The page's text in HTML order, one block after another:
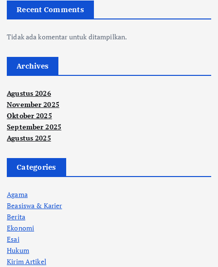
s
Recent Comments
Tidak ada komentar untuk ditampilkan.
Archives
Agustus 2026
November 2025
Oktober 2025
September 2025
Agustus 2025
Categories
Agama
Beasiswa & Karier
Berita
Ekonomi
Esai
Hukum
Kirim Artikel